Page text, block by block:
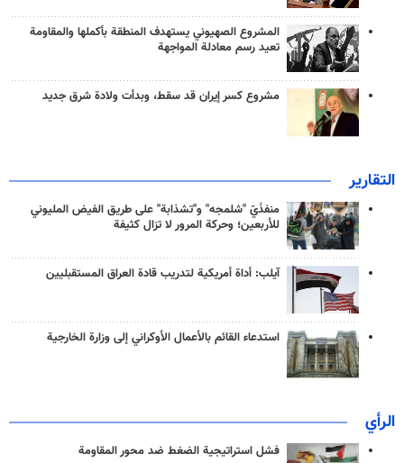
المشروع الصهيوني يستهدف المنطقة بأكملها والمقاومة
تعيد رسم معادلة المواجهة
مشروع كسر إيران قد سقط، وبدأت ولادة شرق جديد
التقارير
منفذَيّ "شلمجه" و"تشذابة" على طريق الفيض المليوني
للأربعين؛ وحركة المرور لا تزال كثيفة
آيلب: أداة أمريكية لتدريب قادة العراق المستقبليين
استدعاء القائم بالأعمال الأوكراني إلى وزارة الخارجية
الرأي
فشل استراتيجية الضغط ضد محور المقاومة